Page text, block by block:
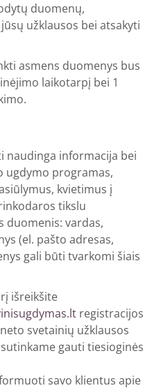
duomenų,
užklausos bei atsakyti
asmens duomenys bus
laikotarpį bei 1
naudinga informacija bei
ugdymo programas,
kvietimus į
tikslu
duomenis: vardas,
(el. pašto adresas,
gali būti tvarkomi šiais
išreikšite
registracijos
svetainių užklausos
gauti tiesioginės
savo klientus apie